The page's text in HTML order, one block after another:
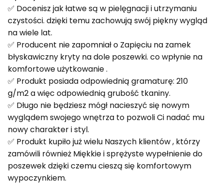
✅ Docenisz jak łatwe są w pielęgnacji i utrzymaniu
czystości. dzięki temu zachowują swój piękny wygląd
na wiele lat.
✅ Producent nie zapomniał o Zapięciu na zamek
błyskawiczny kryty na dole poszewki. co wpłynie na
komfortowe użytkowanie .
✅ Produkt posiada odpowiednią gramaturę: 210
g/m2 a więc odpowiednią grubość tkaniny.
✅ Długo nie będziesz mógł nacieszyć się nowym
wyglądem swojego wnętrza to pozwoli Ci nadać mu
nowy charakter i styl.
✅ Produkt kupiło już wielu Naszych klientów , którzy
zamówili również Miękkie i sprężyste wypełnienie do
poszewek dzięki czemu cieszą się komfortowym
wypoczynkiem.